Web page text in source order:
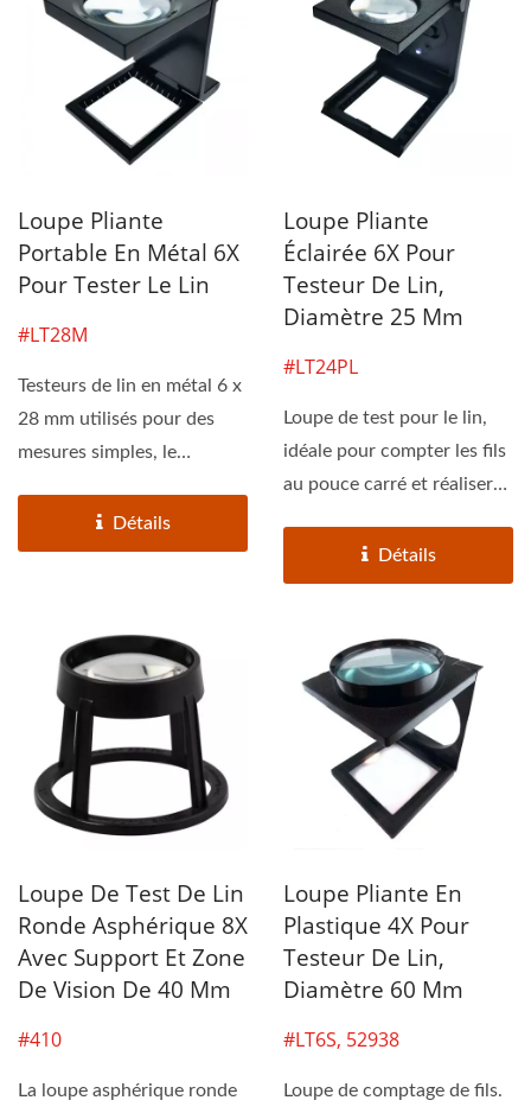
Loupe Pliante
Portable En Métal 6X
Pour Tester Le Lin
#LT28M
Testeurs de lin en métal 6 x
28 mm utilisés pour des
mesures simples, le
Détails
Loupe Pliante
Éclairée 6X Pour
Testeur De Lin,
Diamètre 25 Mm
#LT24PL
Loupe de test pour le lin,
idéale pour compter les fils
au pouce carré et réaliser
Détails
Loupe De Test De Lin
Ronde Asphérique 8X
Avec Support Et Zone
De Vision De 40 Mm
#410
La loupe asphérique ronde
Loupe Pliante En
Plastique 4X Pour
Testeur De Lin,
Diamètre 60 Mm
#LT6S, 52938
Loupe de comptage de fils.